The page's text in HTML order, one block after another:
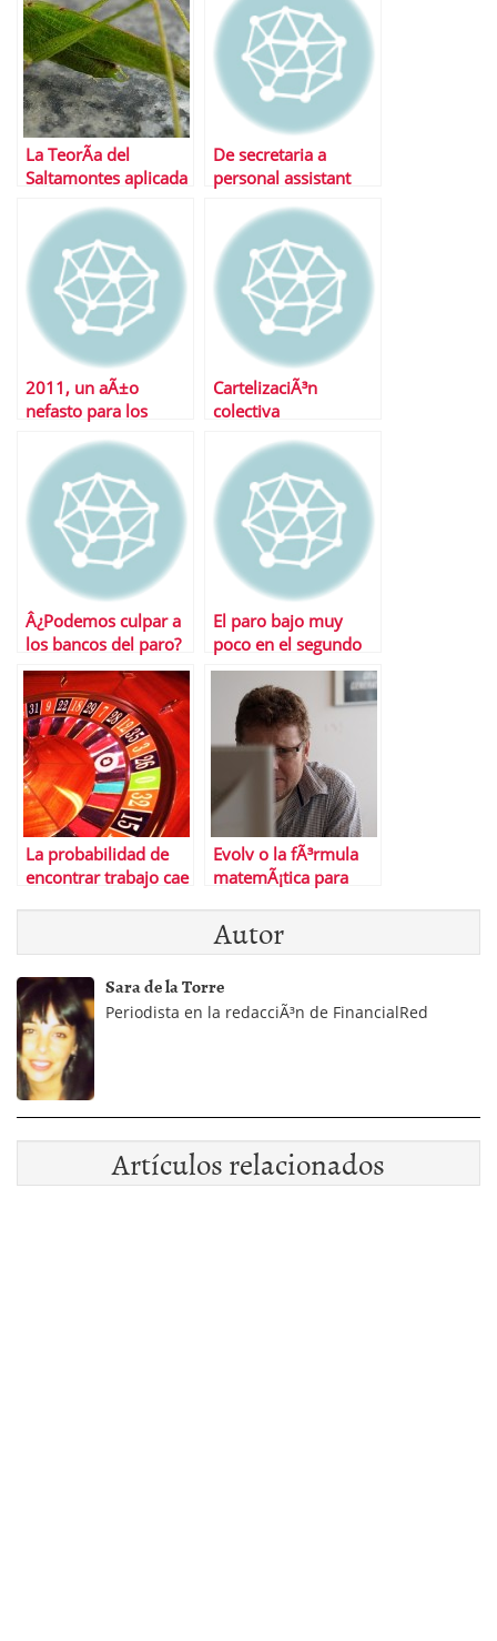
La TeorÃ­a del
Saltamontes aplicada
al mundo laboral
De secretaria a
personal assistant
2011, un aÃ±o
nefasto para los
autÃ³nomos
CartelizaciÃ³n
colectiva
Â¿Podemos culpar a
los bancos del paro?
El paro bajo muy
poco en el segundo
trimestre del aÃ±o
La probabilidad de
encontrar trabajo cae
Evolv o la fÃ³rmula
matemÃ¡tica para
van a despedir
Autor
Sara de la Torre
Periodista en la redacciÃ³n de FinancialRed
Artículos relacionados